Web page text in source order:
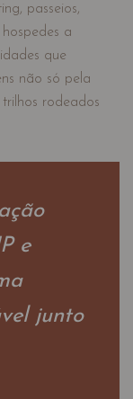
passeios,
a
que
não só pela
rodeados
e
junto